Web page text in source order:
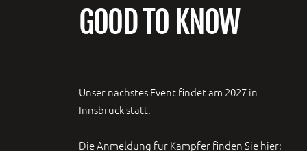
GOOD TO KNOW
Unser nächstes Event findet am 2027 in
Innsbruck statt.
Die Anmeldung für Kämpfer finden Sie hier: